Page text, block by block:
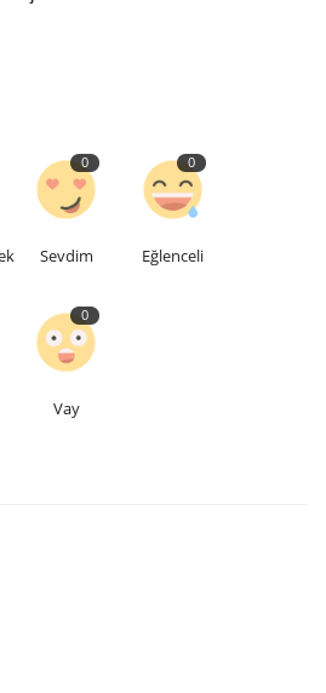
0
Sevdim
0
Eğlenceli
0
Vay